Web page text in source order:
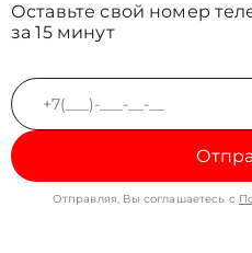
Оставьте свой номер
за 15 минут
Отправляя, Вы соглашаетесь с